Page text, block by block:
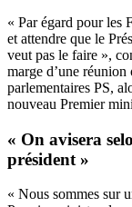
« Par égard pour les
et attendre que le
veut pas le faire »,
marge d’une
parlementaires PS,
nouveau Premier
« On avisera
président »
« Nous sommes sur